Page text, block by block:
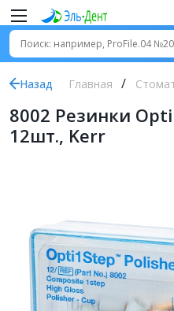
Назад Главная
8002 Резинки
12шт., Kerr